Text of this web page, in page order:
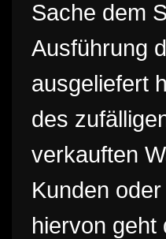
Sache dem
Ausführung
ausgeliefert
des
verkauften
Kunden
hiervon geht